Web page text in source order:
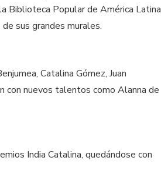
Biblioteca Popular de América Latina
sus grandes murales.
Catalina Gómez, Juan
con nuevos talentos como Alanna de
India Catalina, quedándose con